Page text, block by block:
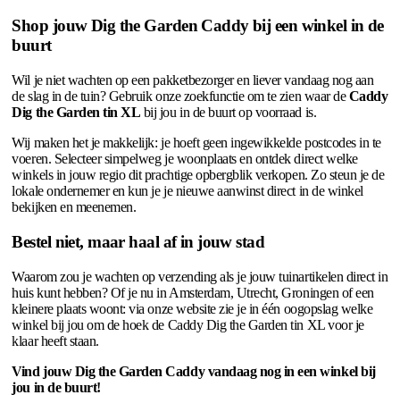
Shop jouw Dig the Garden Caddy bij een winkel in de
buurt
Wil je niet wachten op een pakketbezorger en liever vandaag nog aan
de slag in de tuin? Gebruik onze zoekfunctie om te zien waar deCaddy
Dig the Garden tin XL bij jou in de buurt op voorraad is.
Wij maken het je makkelijk: je hoeft geen ingewikkelde postcodes in te
voeren. Selecteer simpelweg je woonplaats en ontdek direct welke
winkels in jouw regio dit prachtige opbergblik verkopen. Zo steun je de
lokale ondernemer en kun je je nieuwe aanwinst direct in de winkel
bekijken en meenemen.
Bestel niet, maar haal af in jouw stad
Waarom zou je wachten op verzending als je jouw tuinartikelen direct in
huis kunt hebben? Of je nu in Amsterdam, Utrecht, Groningen of een
kleinere plaats woont: via onze website zie je in één oogopslag welke
winkel bij jou om de hoek de Caddy Dig the Garden tin XL voor je
klaar heeft staan.
Vind jouw Dig the Garden Caddy vandaag nog in een winkel bij
jou in de buurt!